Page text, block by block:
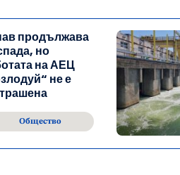
продължава
но
на АЕЦ
не е
Общество